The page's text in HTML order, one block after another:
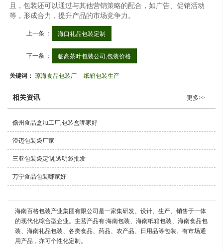
且，包装还可以通过与其他营销策略的配合，如广告、促销活动
等，形成合力，提升产品的市场竞争力。
上一条 ： 海口礼品包装定制
下一条 ： 临高茶叶包装公司,包装价格
关键词：琼海食品包装厂 纸箱包装生产
相关资讯 更多>>
儋州食品盒加工厂,包装盒哪家好
澄迈包装袋厂家
三亚包装袋定制,透明袋批发
万宁食品包装哪家好
海南百格包装产业集团有限公司是一家集研发、设计、生产、销售于一体
的现代化综合型企业。主营产品有:海南包装、海南纸箱包装、海南食品包
装、海南礼品包装、各类食品、药品、农产品、日用品等包装。有市场通
用产品，亦可个性化定制。